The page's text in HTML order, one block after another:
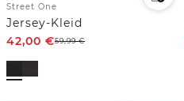
Street One
Jersey-Kleid
42,00 €59,99€